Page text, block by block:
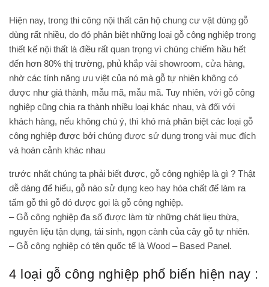
Hiện nay, trong thi công nội thất căn hộ chung cư vật dùng gỗ
dùng rất nhiều, do đó phân biệt những loại gỗ công nghiệp trong
thiết kế nội thất là điều rất quan trọng vì chúng chiếm hầu hết
đến hơn 80% thị trường, phủ khắp vài showroom, cửa hàng,
nhờ các tính năng ưu việt của nó mà gỗ tự nhiên không có
được như giá thành, mẫu mã, mẫu mã. Tuy nhiên, với gỗ công
nghiệp cũng chia ra thành nhiều loại khác nhau, và đối với
khách hàng, nếu không chú ý, thì khó mà phân biệt các loại gỗ
công nghiệp được bởi chúng được sử dụng trong vài mục đích
và hoàn cảnh khác nhau
trước nhất chúng ta phải biết được, gỗ công nghiệp là gì ? Thật
dễ dàng để hiểu, gỗ nào sử dụng keo hay hóa chất để làm ra
tấm gỗ thì gỗ đó được gọi là gỗ công nghiệp.
– Gỗ công nghiệp đa số được làm từ những chát liẹu thừa,
nguyên liệu tận dụng, tái sinh, ngọn cành của cây gỗ tự nhiên.
– Gỗ công nghiệp có tên quốc tế là Wood – Based Panel.
4 loại gỗ công nghiệp phổ biến hiện nay :